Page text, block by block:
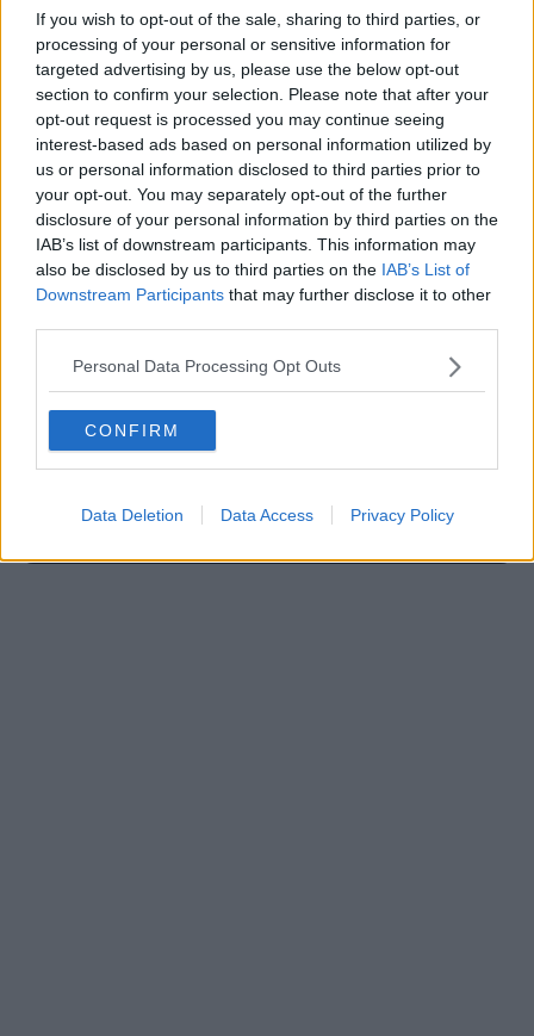
If you wish to opt-out of the sale, sharing to third parties, or
processing of your personal or sensitive information for
targeted advertising by us, please use the below opt-out
section to confirm your selection. Please note that after your
opt-out request is processed you may continue seeing
interest-based ads based on personal information utilized by
us or personal information disclosed to third parties prior to
your opt-out. You may separately opt-out of the further
disclosure of your personal information by third parties on the
IAB’s list of downstream participants. This information may
also be disclosed by us to third parties on the IAB’s List of
Downstream Participants that may further disclose it to other
Personal Data Processing Opt Outs
CONFIRM
Data Deletion Data Access Privacy Policy
Schreiben Sie einen Kommentar